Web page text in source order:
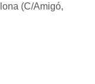
(C/Amigó,